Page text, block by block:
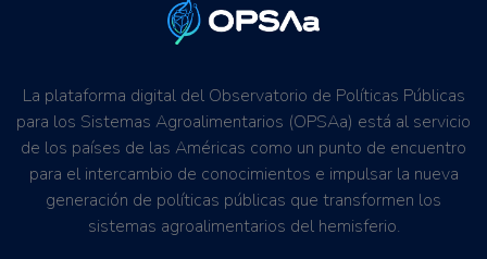
La plataforma digital del Observatorio de Políticas Públicas
para los Sistemas Agroalimentarios (OPSAa) está al servicio
de los países de las Américas como un punto de encuentro
para el intercambio de conocimientos e impulsar la nueva
generación de políticas públicas que transformen los
sistemas agroalimentarios del hemisferio.